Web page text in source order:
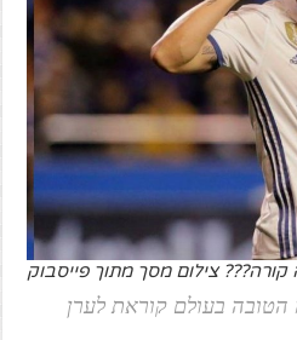
קורה??? צילום מסך מתוך פייסבוק
הטובה בעולם קוראת לערן